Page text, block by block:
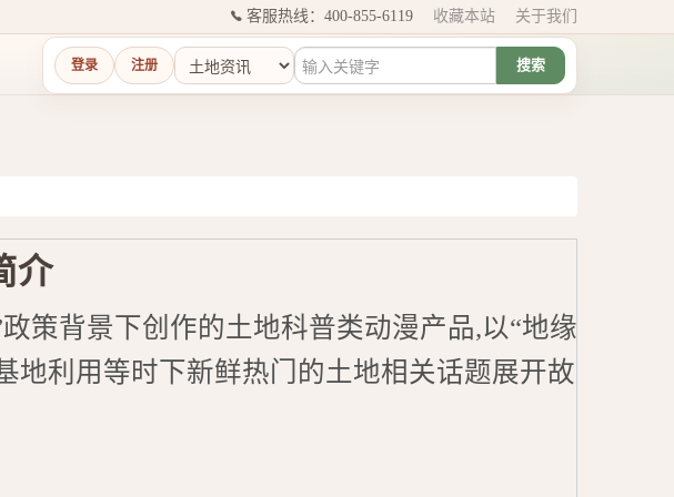
客服热线：400-855-6119 收藏本站 关于我们
登录 注册 搜索
介
策背景下创作的土地科普类动漫产品,以“地缘
地利用等时下新鲜热门的土地相关话题展开故